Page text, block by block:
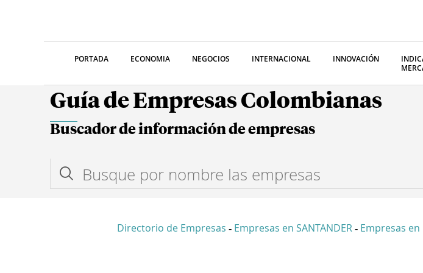
PORTADA ECONOMIA NEGOCIOS INTERNACIONAL INNOVACIÓN
Guía de Empresas Colombianas
Buscador de información de empresas
Directorio de Empresas - Empresas en SANTANDER - Empresas en